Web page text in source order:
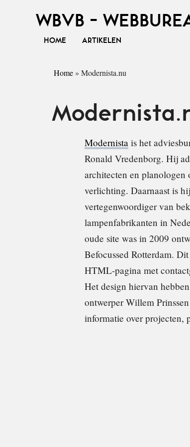
WBVB -
HOME ARTIKELEN
Home » Modernista.nu
Modernista is het
Ronald Vredenborg. Hij
architecten en planologen
verlichting. Daarnaast is hij
vertegenwoordiger van
lampenfabrikanten in
oude site was in 2009
Befocussed Rotterdam.
HTML-pagina met
Het design hiervan
ontwerper Willem
informatie over projecten,